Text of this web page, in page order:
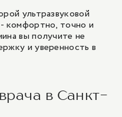
ультразвуковой
комфортно, точно и
вы получите не
и уверенность в
в Санкт-